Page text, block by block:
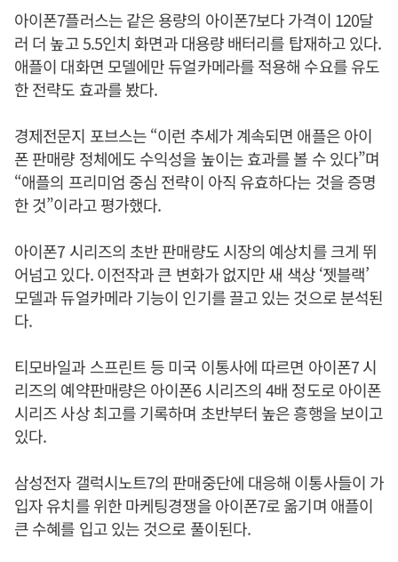
아이폰7플러스는 같은 용량의 아이폰7보다 가격이 120달
러 더 높고 5.5인치 화면과 대용량 배터리를 탑재하고 있다.
애플이 대화면 모델에만 듀얼카메라를 적용해 수요를 유도
한 전략도 효과를 봤다.
경제전문지 포브스는 “이런 추세가 계속되면 애플은 아이
폰 판매량 정체에도 수익성을 높이는 효과를 볼 수 있다”며
“애플의 프리미엄 중심 전략이 아직 유효하다는 것을 증명
한 것”이라고 평가했다.
아이폰7 시리즈의 초반 판매량도 시장의 예상치를 크게 뛰
어넘고 있다. 이전작과 큰 변화가 없지만 새 색상 ‘젯블랙’
모델과 듀얼카메라 기능이 인기를 끌고 있는 것으로 분석된
다.
티모바일과 스프린트 등 미국 이통사에 따르면 아이폰7 시
리즈의 예약판매량은 아이폰6 시리즈의 4배 정도로 아이폰
시리즈 사상 최고를 기록하며 초반부터 높은 흥행을 보이고
있다.
삼성전자 갤럭시노트7의 판매중단에 대응해 이통사들이 가
입자 유치를 위한 마케팅경쟁을 아이폰7로 옮기며 애플이
큰 수혜를 입고 있는 것으로 풀이된다.